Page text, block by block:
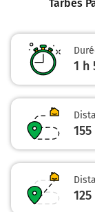
Foix
Sortir
28
118
Tarbes
1 h
125